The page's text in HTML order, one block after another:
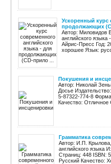
Ускоренный курс
продолжающих
Автор: Миловидов
английского
Айрис-Пресс Год:
хорошее Язык:
Покушения и
Автор: Николай
Досье
5-87322-774-8
Качество:
Грамматика
Автор: И.П.
английского языка
Страниц: 448 ISBN:
Русский Качество: